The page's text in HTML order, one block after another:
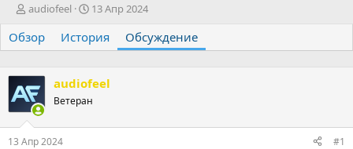
А
т
о
т
е
м
ы
audiofeel
Д
т
а
а
а
13 Апр 2024
Обзор История Обсуждение
audiofeel
Ветеран
13 Апр 2024 #1